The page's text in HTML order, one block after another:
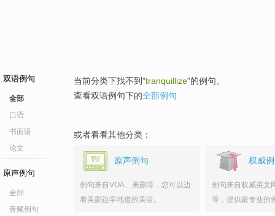
双语例句
全部
口语
书面语
论文
原声例句
全部
音频例句
当前分类下找不到"tranquillize"的例句。
查看双语例句下的全部例句
或者看看其他分类：
原声例句
例句来自VOA、美剧等，您可以边
看美剧边学地道的美语。
权威
例句来自权威英文
等，提供最专业的